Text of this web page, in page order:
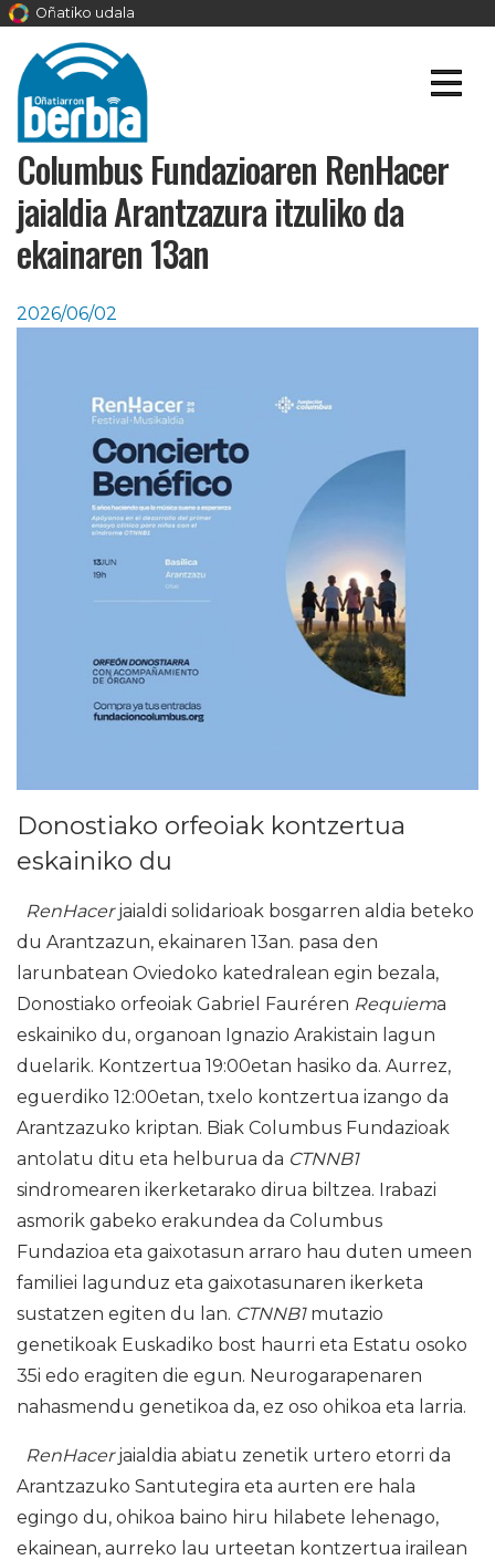
Oñatiko udala
Columbus Fundazioaren RenHacer
jaialdia Arantzazura itzuliko da
ekainaren 13an
2026/06/02
Donostiako orfeoiak kontzertua
eskainiko du
RenHacerjaialdi solidarioak bosgarren aldia beteko
du Arantzazun, ekainaren 13an. pasa den
larunbatean Oviedoko katedralean egin bezala,
Donostiako orfeoiak Gabriel Fauréren Requiema
eskainiko du, organoan Ignazio Arakistain lagun
duelarik. Kontzertua 19:00etan hasiko da. Aurrez,
eguerdiko 12:00etan, txelo kontzertua izango da
Arantzazuko kriptan. Biak Columbus Fundazioak
antolatu ditu eta helburua da CTNNB1
sindromearen ikerketarako dirua biltzea. Irabazi
asmorik gabeko erakundea da Columbus
Fundazioa eta gaixotasun arraro hau duten umeen
familiei lagunduz eta gaixotasunaren ikerketa
sustatzen egiten du lan. CTNNB1mutazio
genetikoak Euskadiko bost haurri eta Estatu osoko
35i edo eragiten die egun. Neurogarapenaren
nahasmendu genetikoa da, ez oso ohikoa eta larria.
RenHacerjaialdia abiatu zenetik urtero etorri da
Arantzazuko Santutegira eta aurten ere hala
egingo du, ohikoa baino hiru hilabete lehenago,
ekainean, aurreko lau urteetan kontzertua irailean